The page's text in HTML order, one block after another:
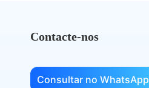
Contacte-nos
Consultar no WhatsApp